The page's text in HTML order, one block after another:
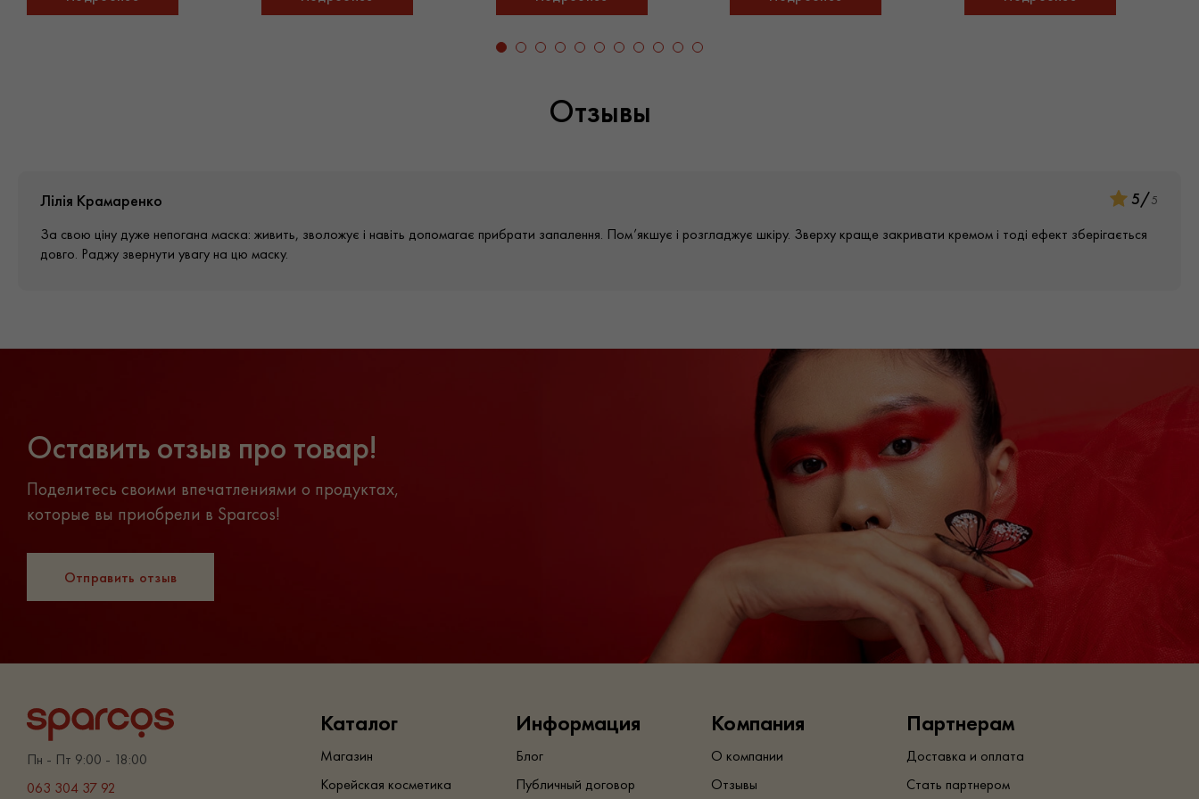
Отзывы
Лілія Крамаренко 5/5
За свою ціну дуже непогана маска: живить, зволожує і навіть допомагає прибрати запалення. Пом’якшує і розгладжує шкіру. Зверху краще закривати кремом і тоді ефект зберігається
довго. Раджу звернути увагу на цю маску.
Оставить отзыв про товар!
Поделитесь своими впечатлениями о продуктах,
которые вы приобрели в Sparcos!
Отправить отзыв
Пн - Пт 9:00 - 18:00
063 304 37 92
Каталог
Магазин
Корейская косметика
Информация
Блог
Публичный договор
Компания
О компании
Отзывы
Партнерам
Доставка и оплата
Стать партнером